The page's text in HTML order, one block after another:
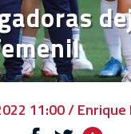
11:00 / Enrique